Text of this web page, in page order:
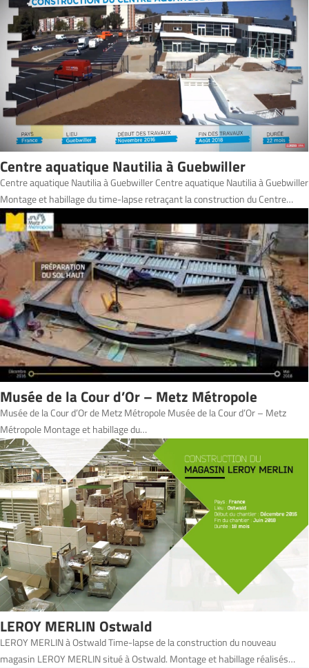
Centre aquatique Nautilia à Guebwiller
Centre aquatique Nautilia à Guebwiller Centre aquatique Nautilia à Guebwiller
Montage et habillage du time-lapse retraçant la construction du Centre…
Musée de la Cour d’Or – Metz Métropole
Musée de la Cour d’Or de Metz Métropole Musée de la Cour d’Or – Metz
Métropole Montage et habillage du…
LEROY MERLIN Ostwald
LEROY MERLIN à Ostwald Time-lapse de la construction du nouveau
magasin LEROY MERLIN situé à Ostwald. Montage et habillage réalisés…